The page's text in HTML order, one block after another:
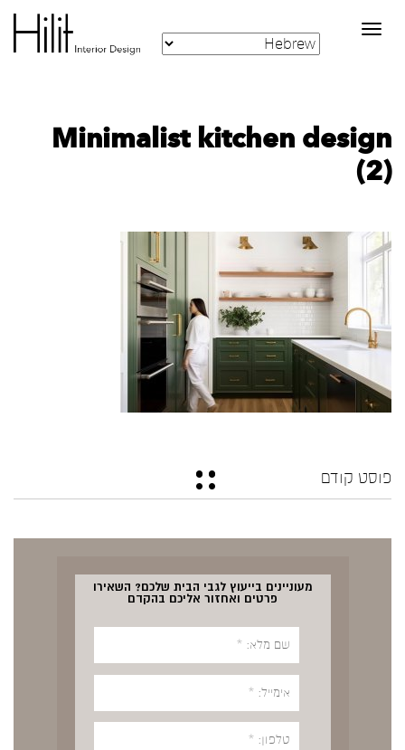
Toggle
navigation
Minimalist kitchen design
(2)
פוסט קודם
מעוניינים בייעוץ לגבי הבית שלכם? השאירו
פרטים ואחזור אליכם בהקדם